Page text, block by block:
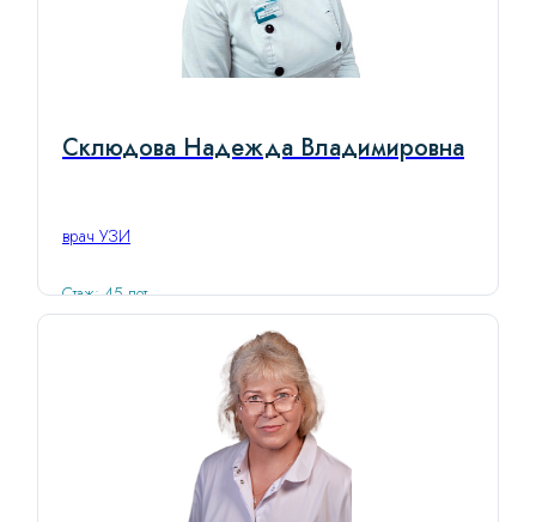
Склюдова Надежда Владимировна
врач УЗИ
Стаж: 45 лет